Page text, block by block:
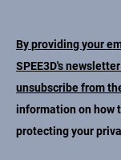
By providing your
SPEE3D's
unsubscribe from
information on how
protecting your